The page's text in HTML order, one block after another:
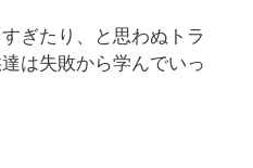
ぎたり、と思わぬトラ
は失敗から学んでいっ